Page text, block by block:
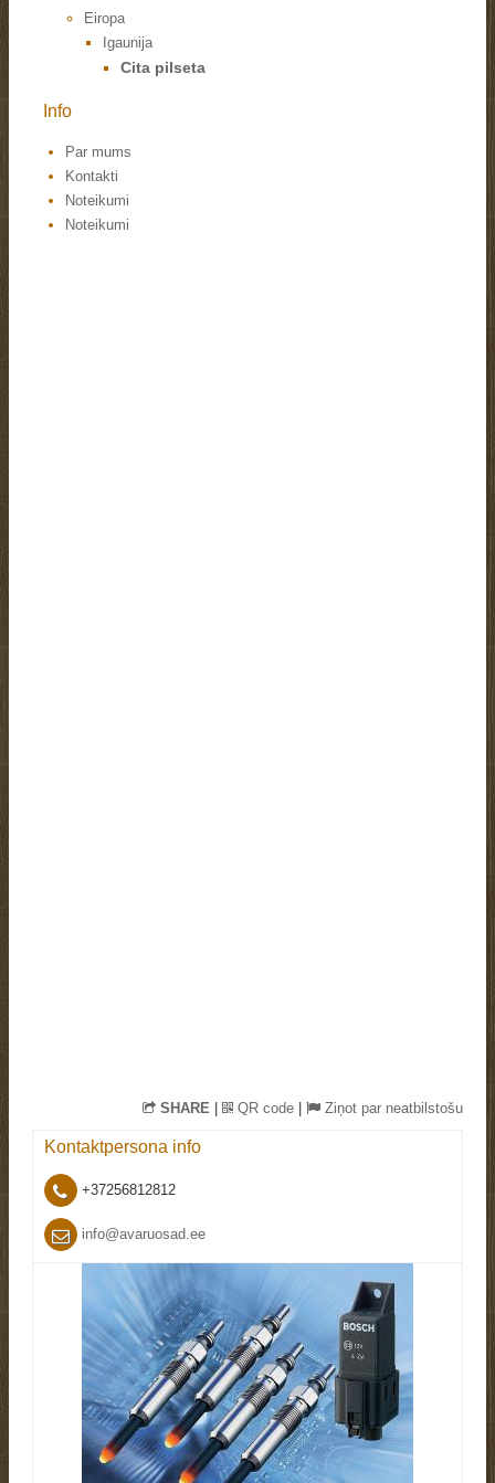
Eiropa
Igaunija
Cita pilseta
Info
Par mums
Kontakti
Noteikumi
Noteikumi
SHARE | QR code | Ziņot par neatbilstošu
Kontaktpersona info
+37256812812
info@avaruosad.ee